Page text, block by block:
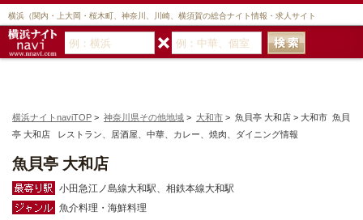
横浜（関内・上大岡・桜木町、神奈川、川崎、横須賀の総合ナイト情報・求人サイト
横浜ナイトnaviTOP > 神奈川県その他地域 > 大和市 > 魚貝亭 大和店 > 大和市 魚貝
亭 大和店 レストラン、居酒屋、中華、カレー、焼肉、ダイニング情報
魚貝亭 大和店
小田急江ノ島線大和駅、相鉄本線大和駅
魚介料理・海鮮料理